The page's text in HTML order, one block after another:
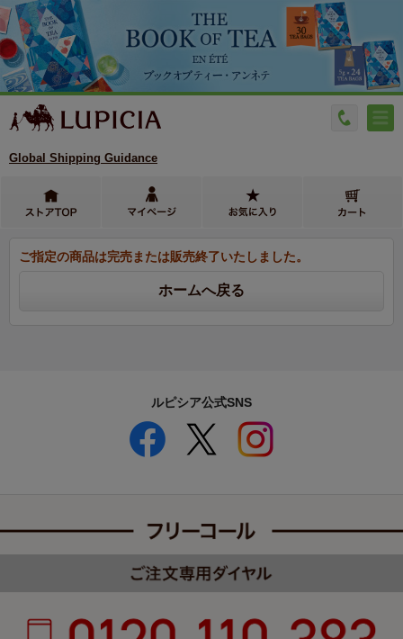
Global Shipping Guidance
ご指定の商品は完売または販売終了いたしました。
ルピシア公式SNS